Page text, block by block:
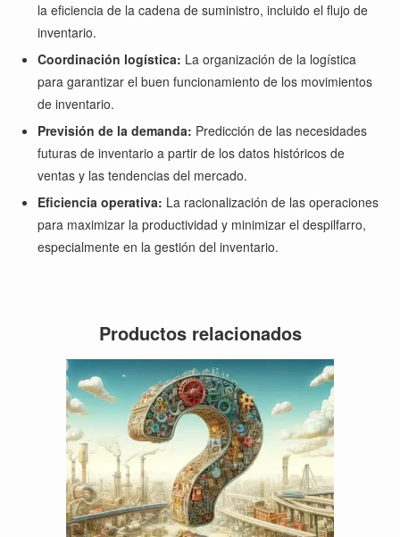
la eficiencia de la cadena de suministro, incluido el flujo de
inventario.
Coordinación logística: La organización de la logística
para garantizar el buen funcionamiento de los movimientos
de inventario.
Previsión de la demanda: Predicción de las necesidades
futuras de inventario a partir de los datos históricos de
ventas y las tendencias del mercado.
Eficiencia operativa: La racionalización de las operaciones
para maximizar la productividad y minimizar el despilfarro,
especialmente en la gestión del inventario.
Productos relacionados